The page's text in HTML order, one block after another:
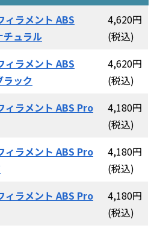
ィラメント ABS
ュラル
4,620円
(税込)
ィラメント ABS
ック
4,620円
(税込)
ィラメント ABS Pro
4,180円
(税込)
ィラメント ABS Pro
4,180円
(税込)
ィラメント ABS Pro
4,180円
(税込)